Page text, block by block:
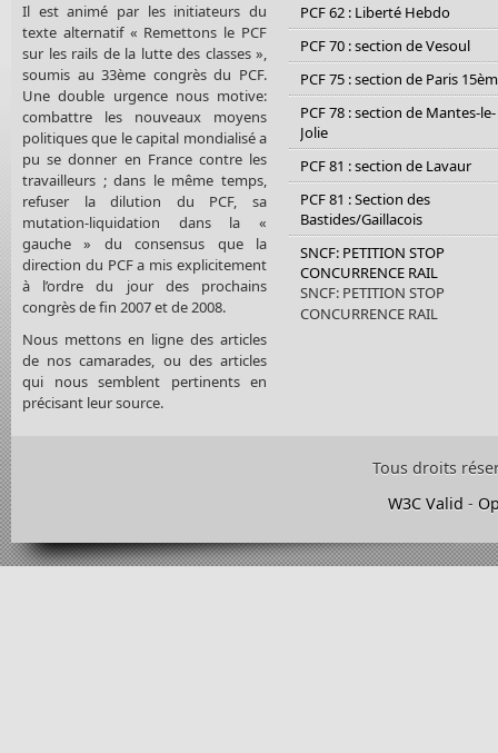
Il est animé par les initiateurs du
texte alternatif « Remettons le PCF
sur les rails de la lutte des classes »,
soumis au 33ème congrès du PCF.
Une double urgence nous motive:
combattre les nouveaux moyens
politiques que le capital mondialisé a
pu se donner en France contre les
travailleurs ; dans le même temps,
refuser la dilution du PCF, sa
mutation-liquidation dans la «
gauche » du consensus que la
direction du PCF a mis explicitement
à l’ordre du jour des prochains
congrès de fin 2007 et de 2008.
Nous mettons en ligne des articles
de nos camarades, ou des articles
qui nous semblent pertinents en
précisant leur source.
PCF 62 : Liberté Hebdo
PCF 70 : section de Vesoul
PCF 75 : section de Paris
PCF 78 : section de Mantes-le-
Jolie
PCF 81 : section de Lavaur
PCF 81 : Section des
Bastides/Gaillacois
SNCF: PETITION STOP
CONCURRENCE RAIL
SNCF: PETITION STOP
CONCURRENCE RAIL
Tous droits
W3C Valid -